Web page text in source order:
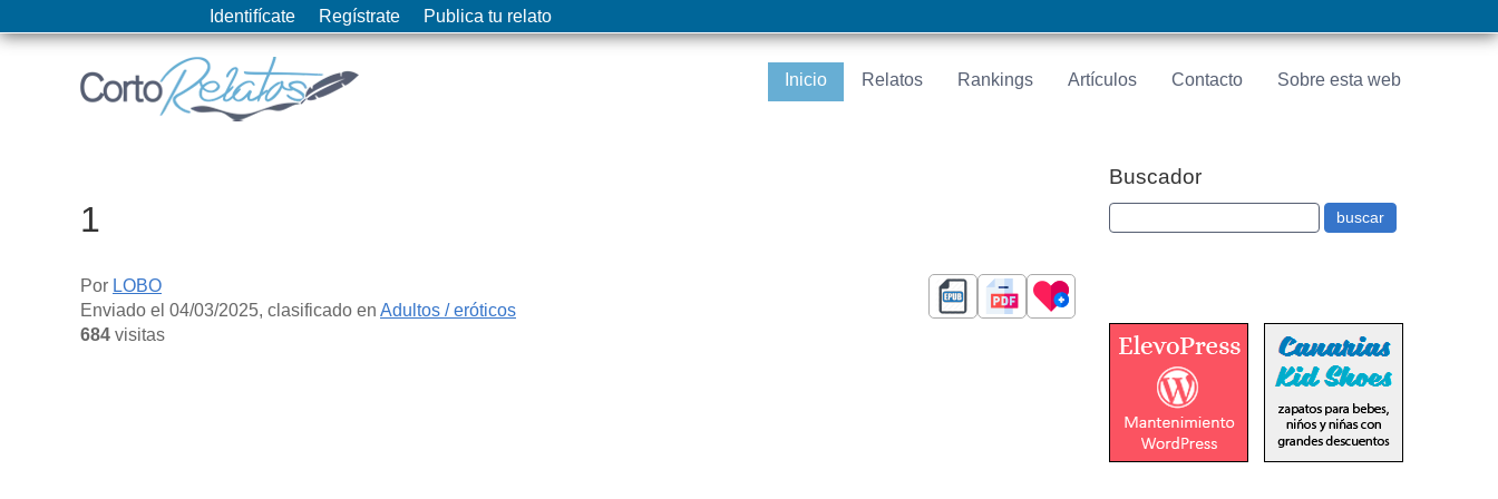
Identifícate Regístrate Publica tu relato
Inicio Relatos Rankings Artículos Contacto Sobre esta web
1
Por LOBO
Enviado el 04/03/2025, clasificado en Adultos / eróticos
684 visitas
Buscador